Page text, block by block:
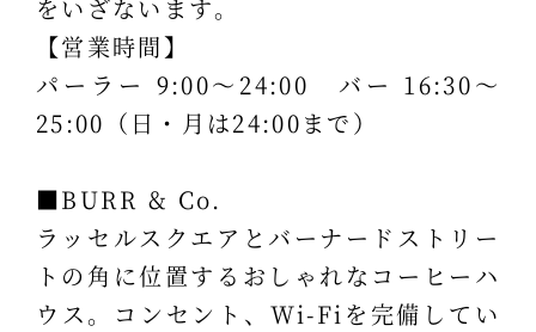
をいざないます。
【営業時間】
パーラー 9:00～24:00 バー 16:30～
25:00（日・月は24:00まで）
■BURR & Co.
ラッセルスクエアとバーナードストリー
トの角に位置するおしゃれなコーヒーハ
ウス。コンセント、Wi-Fiを完備してい